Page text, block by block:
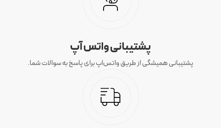
پشتیبانی واتس آپ
پشتیبانی همیشگی از طریق واتس‌اپ برای پاسخ به سوالات شما.